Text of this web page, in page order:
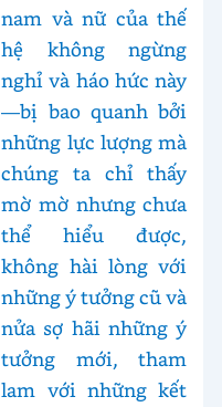
nam và nữ của thế
hệ không ngừng
nghỉ và háo hức này
—bị bao quanh bởi
những lực lượng mà
chúng ta chỉ thấy
mờ mờ nhưng chưa
thể hiểu được,
không hài lòng với
những ý tưởng cũ và
nửa sợ hãi những ý
tưởng mới, tham
lam với những kết